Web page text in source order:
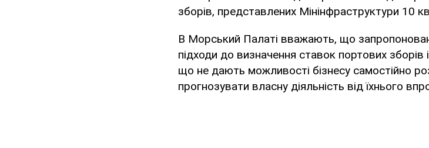
зборів, представлених Мінінфраструктури 10
В Морський Палаті вважають, що
підходи до визначення ставок портових зборів
що не дають можливості бізнесу самостійно
прогнозувати власну діяльність від їхнього